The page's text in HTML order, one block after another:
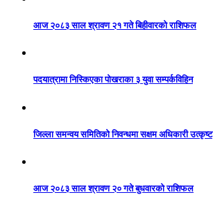
आज २०८३ साल श्रावण २१ गते बिहीवारको राशिफल
पदयात्रामा निस्किएका पोखराका ३ युवा सम्पर्कविहिन
जिल्ला समन्वय समितिको निवन्धमा सक्षम अधिकारी उत्कृष्ट
आज २०८३ साल श्रावण २० गते बुधवारको राशिफल